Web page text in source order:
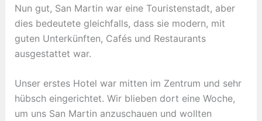
Nun gut, San Martin war eine Touristenstadt, aber
dies bedeutete gleichfalls, dass sie modern, mit
guten Unterkünften, Cafés und Restaurants
ausgestattet war.
Unser erstes Hotel war mitten im Zentrum und sehr
hübsch eingerichtet. Wir blieben dort eine Woche,
um uns San Martin anzuschauen und wollten